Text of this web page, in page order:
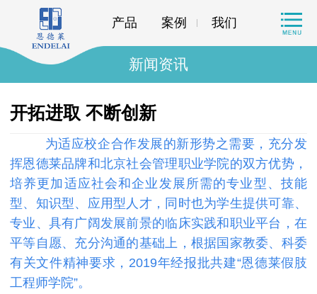
产品 案例 我们
新闻资讯
开拓进取 不断创新
为适应校企合作发展的新形势之需要，充分发
挥恩德莱品牌和北京社会管理职业学院的双方优势，
培养更加适应社会和企业发展所需的专业型、技能
型、知识型、应用型人才，同时也为学生提供可靠、
专业 、具有广阔发展前景的临床实践和职业平台，在
平等自愿、充分沟通的基础上，根据国家教委、科委
有关文件精神要求，2019年经报批共建“恩德莱假肢
工程师学院”。